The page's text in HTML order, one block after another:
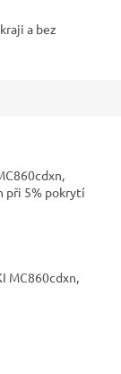
a bez
při 5% pokrytí
MC860cdxn,